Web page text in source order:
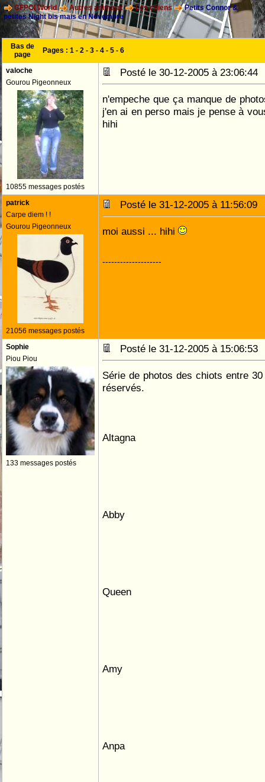
CFPOI World Autres animaux Les chiens
Petits Connor &
petites Night bis mais en Novembre
Bas de
page
Pages : 1 - 2 - 3 - 4 - 5 - 6
valoche
Gourou Pigeonneux
10855 messages postés
Posté le 30-12-2005 à
n'empeche que ça manque de
j'en ai en perso mais je pense à
hihi
patrick
Carpe diem ! !
Gourou Pigeonneux
21056 messages postés
Posté le 31-12-2005 à
moi aussi ... hihi
--------------------
Sophie
Piou Piou
133 messages postés
Posté le 31-12-2005 à
Série de photos des chiots entre
réservés.
Altagna
Abby
Queen
Amy
Anpa